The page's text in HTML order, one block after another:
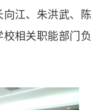
江、朱洪武、陈
相关职能部门负